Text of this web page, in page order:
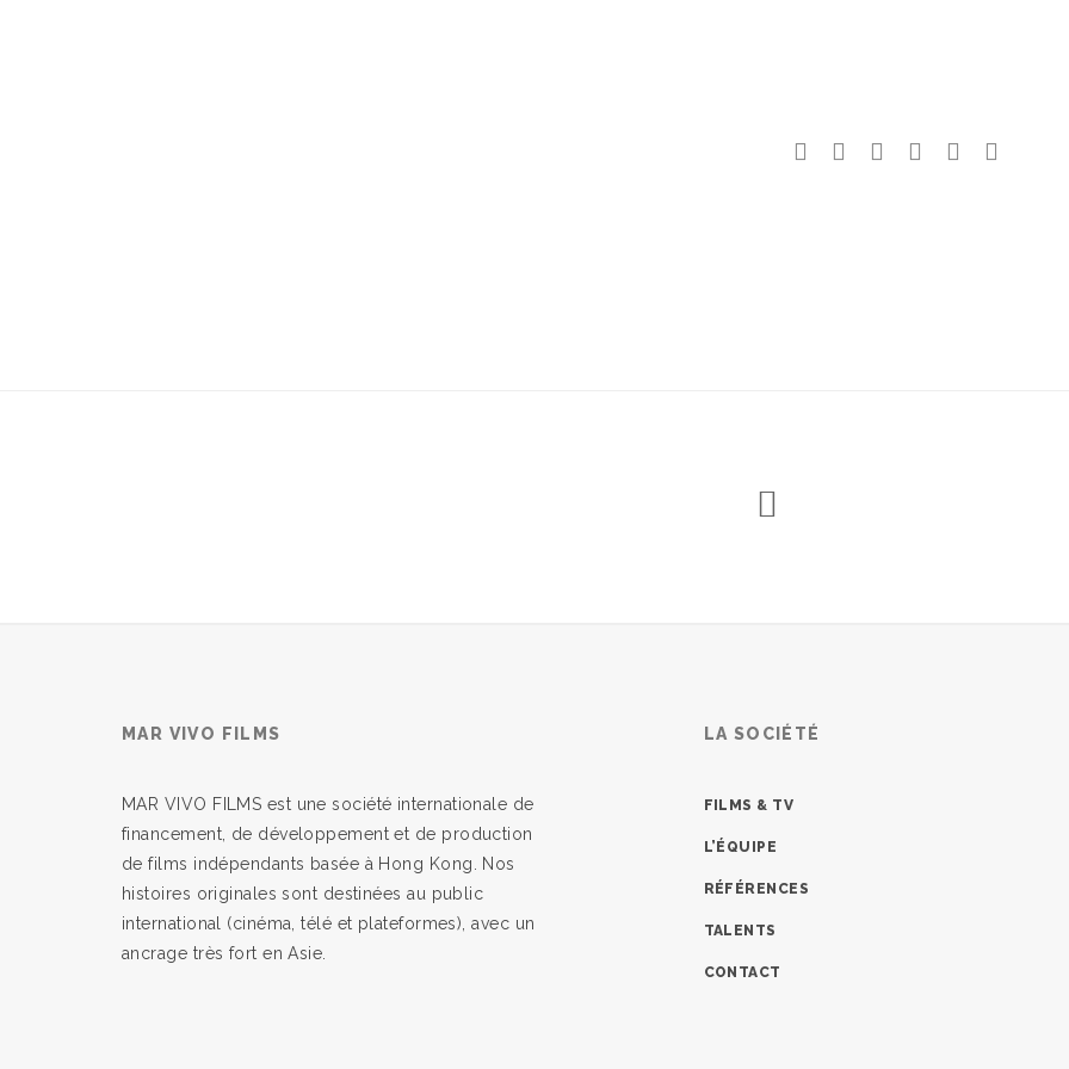
MAR VIVO FILMS
MAR VIVO FILMS est une société internationale de
financement, de développement et de production
de films indépendants basée à Hong Kong. Nos
histoires originales sont destinées au public
international (cinéma, télé et plateformes), avec un
ancrage très fort en Asie.
LA SOCIÉTÉ
FILMS & TV
L’ÉQUIPE
RÉFÉRENCES
TALENTS
CONTACT